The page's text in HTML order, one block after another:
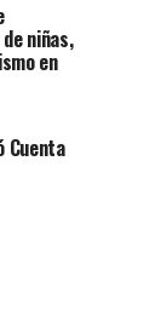
niñas,
en
Cuenta